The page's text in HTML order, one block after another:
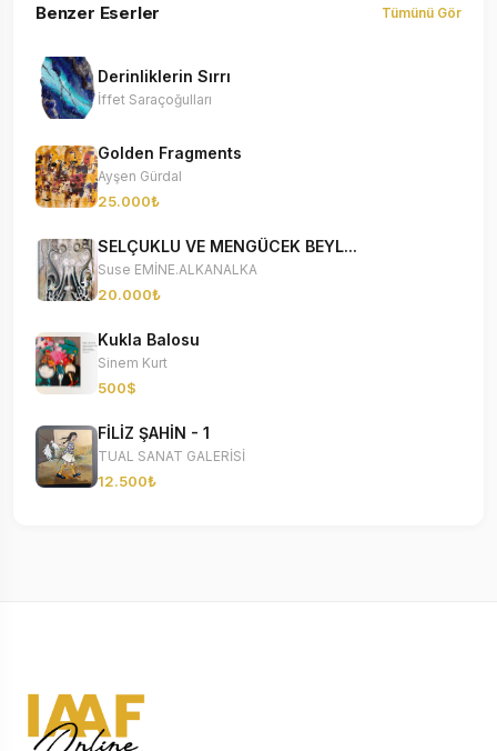
Benzer Eserler Tümünü Gör
Derinliklerin Sırrı
İffet Saraçoğulları
Golden Fragments
Ayşen Gürdal
25.000₺
SELÇUKLU VE MENGÜCEK BEYL...
Suse EMİNE.ALKANALKA
20.000₺
Kukla Balosu
Sinem Kurt
500$
FİLİZ ŞAHİN - 1
TUAL SANAT GALERİSİ
12.500₺